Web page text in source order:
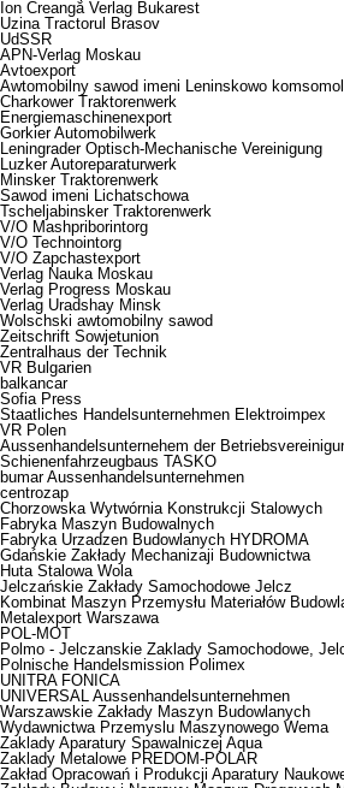
Ion Creangă Verlag Bukarest
Uzina Tractorul Brasov
UdSSR
APN-Verlag Moskau
Avtoexport
Awtomobilny sawod imeni Leninskowo
Charkower Traktorenwerk
Energiemaschinenexport
Gorkier Automobilwerk
Leningrader Optisch-Mechanische Vereinigung
Luzker Autoreparaturwerk
Minsker Traktorenwerk
Sawod imeni Lichatschowa
Tscheljabinsker Traktorenwerk
V/O Mashpriborintorg
V/O Technointorg
V/O Zapchastexport
Verlag Nauka Moskau
Verlag Progress Moskau
Verlag Uradshay Minsk
Wolschski awtomobilny sawod
Zeitschrift Sowjetunion
Zentralhaus der Technik
VR Bulgarien
balkancar
Sofia Press
Staatliches Handelsunternehmen Elektroimpex
VR Polen
Aussenhandelsunternehem der
Schienenfahrzeugbaus TASKO
bumar Aussenhandelsunternehmen
centrozap
Chorzowska Wytwórnia Konstrukcji Stalowych
Fabryka Maszyn Budowalnych
Fabryka Urzadzen Budowlanych HYDROMA
Gdańskie Zakłady Mechanizaji Budownictwa
Huta Stalowa Wola
Jelczańskie Zakłady Samochodowe Jelcz
Kombinat Maszyn Przemysłu Materiałów
Metalexport Warszawa
POL-MOT
Polmo - Jelczanskie Zaklady Samochodowe,
Polnische Handelsmission Polimex
UNITRA FONICA
UNIVERSAL Aussenhandelsunternehmen
Warszawskie Zakłady Maszyn Budowlanych
Wydawnictwa Przemyslu Maszynowego Wema
Zaklady Aparatury Spawalniczej Aqua
Zaklady Metalowe PREDOM-POLAR
Zakład Opracowań i Produkcji Aparatury